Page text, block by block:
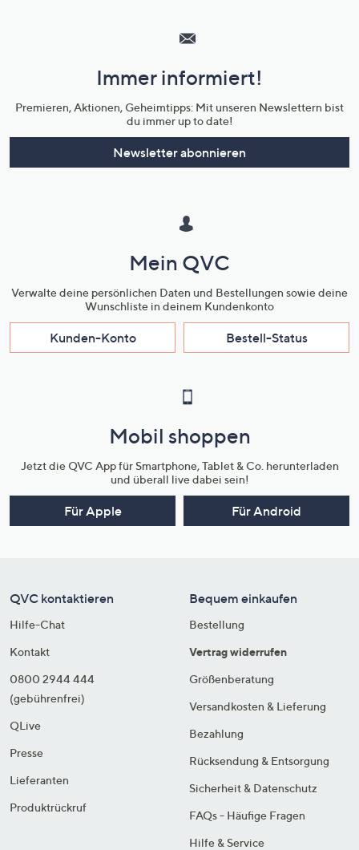
Unternehmensinformationen
Immer informiert!
Premieren, Aktionen, Geheimtipps: Mit unseren Newslettern bist
du immer up to date!
Newsletter abonnieren
Mein QVC
Verwalte deine persönlichen Daten und Bestellungen sowie deine
Wunschliste in deinem Kundenkonto
Kunden-Konto Bestell-Status
Mobil shoppen
Jetzt die QVC App für Smartphone, Tablet & Co. herunterladen
und überall live dabei sein!
Für Apple Für Android
QVC kontaktieren
Hilfe-Chat
Kontakt
0800 2944 444
(gebührenfrei)
QLive
Presse
Lieferanten
Produktrückruf
Bequem einkaufen
Bestellung
Vertrag widerrufen
Größenberatung
Versandkosten & Lieferung
Bezahlung
Rücksendung & Entsorgung
Sicherheit & Datenschutz
FAQs - Häufige Fragen
Hilfe & Service